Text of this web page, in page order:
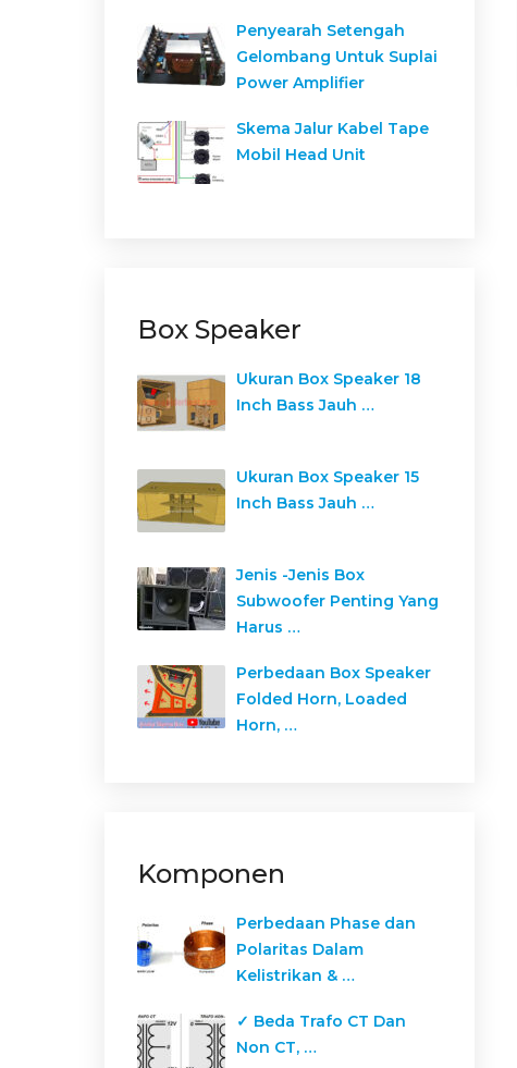
Penyearah Setengah
Gelombang Untuk Suplai
Power Amplifier
Skema Jalur Kabel Tape
Mobil Head Unit
Box Speaker
Ukuran Box Speaker 18
Inch Bass Jauh …
Ukuran Box Speaker 15
Inch Bass Jauh …
Jenis -Jenis Box
Subwoofer Penting Yang
Harus …
Perbedaan Box Speaker
Folded Horn, Loaded
Horn, …
Komponen
Perbedaan Phase dan
Polaritas Dalam
Kelistrikan & …
✓ Beda Trafo CT Dan
Non CT, …